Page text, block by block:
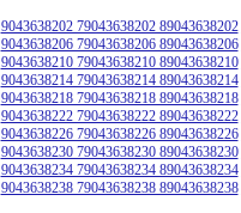
9043638202 79043638202 89043638202
9043638206 79043638206 89043638206
9043638210 79043638210 89043638210
9043638214 79043638214 89043638214
9043638218 79043638218 89043638218
9043638222 79043638222 89043638222
9043638226 79043638226 89043638226
9043638230 79043638230 89043638230
9043638234 79043638234 89043638234
9043638238 79043638238 89043638238